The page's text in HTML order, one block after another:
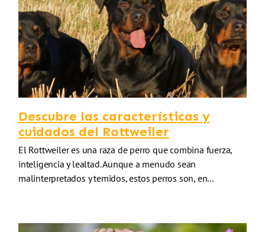
Descubre las características y
cuidados del Rottweiler
El Rottweiler es una raza de perro que combina fuerza,
inteligencia y lealtad. Aunque a menudo sean
malinterpretados y temidos, estos perros son, en…